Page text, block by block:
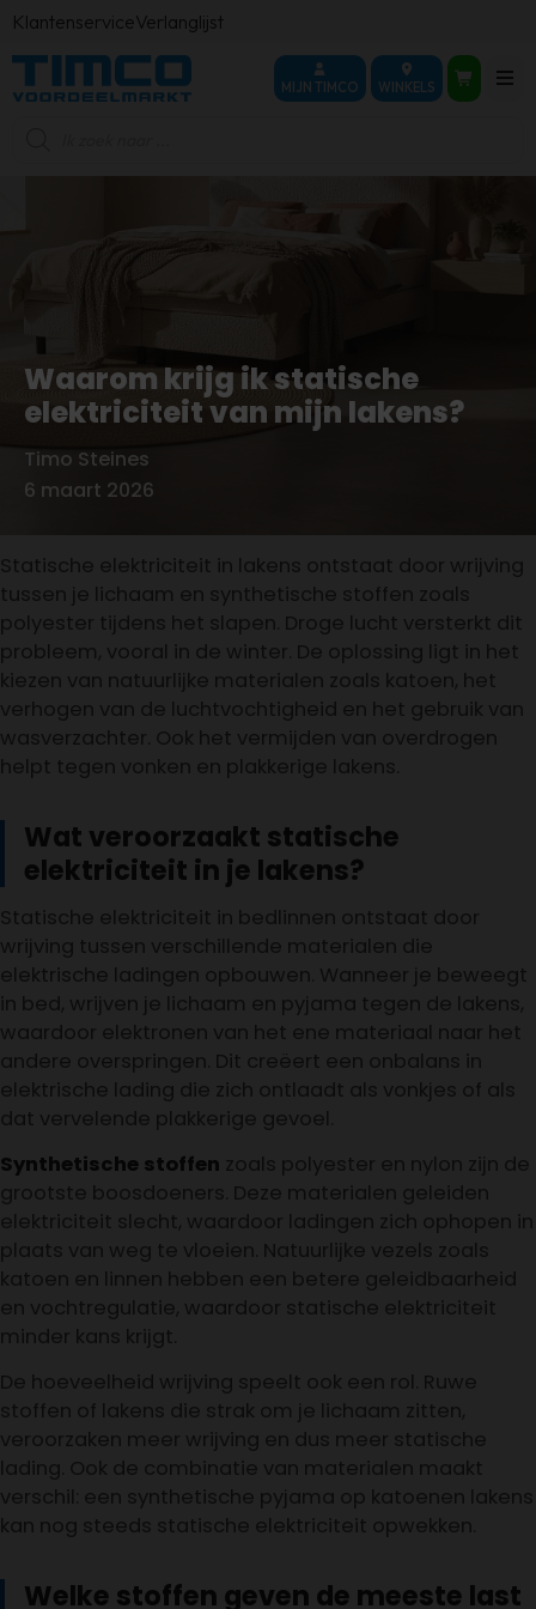
KlantenserviceVerlanglijst
MIJN TIMCO WINKELS
Waarom krijg ik statische
elektriciteit van mijn lakens?
Door
Timo Steines
6 maart 2026
Statische elektriciteit in lakens ontstaat door wrijving
tussen je lichaam en synthetische stoffen zoals
polyester tijdens het slapen. Droge lucht versterkt dit
probleem, vooral in de winter. De oplossing ligt in het
kiezen van natuurlijke materialen zoals katoen, het
verhogen van de luchtvochtigheid en het gebruik van
wasverzachter. Ook het vermijden van overdrogen
helpt tegen vonken en plakkerige lakens.
Wat veroorzaakt statische
elektriciteit in je lakens?
Statische elektriciteit in bedlinnen ontstaat door
wrijving tussen verschillende materialen die
elektrische ladingen opbouwen. Wanneer je beweegt
in bed, wrijven je lichaam en pyjama tegen de lakens,
waardoor elektronen van het ene materiaal naar het
andere overspringen. Dit creëert een onbalans in
elektrische lading die zich ontlaadt als vonkjes of als
dat vervelende plakkerige gevoel.
Synthetische stoffen zoals polyester en nylon zijn de
grootste boosdoeners. Deze materialen geleiden
elektriciteit slecht, waardoor ladingen zich ophopen in
plaats van weg te vloeien. Natuurlijke vezels zoals
katoen en linnen hebben een betere geleidbaarheid
en vochtregulatie, waardoor statische elektriciteit
minder kans krijgt.
De hoeveelheid wrijving speelt ook een rol. Ruwe
stoffen of lakens die strak om je lichaam zitten,
veroorzaken meer wrijving en dus meer statische
lading. Ook de combinatie van materialen maakt
verschil: een synthetische pyjama op katoenen lakens
kan nog steeds statische elektriciteit opwekken.
Welke stoffen geven de meeste last